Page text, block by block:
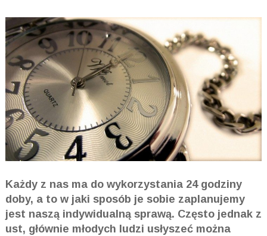
Każdy z nas ma do wykorzystania 24 godziny
doby, a to w jaki sposób je sobie zaplanujemy
jest naszą indywidualną sprawą. Często jednak z
ust, głównie młodych ludzi usłyszeć można